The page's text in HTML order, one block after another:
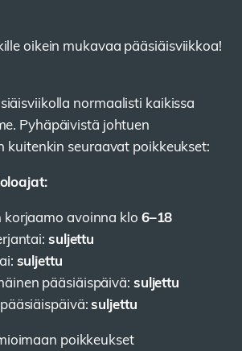
oikein mukavaa pääsiäisviikkoa!
normaalisti kaikissa
Pyhäpäivistä johtuen
kuitenkin seuraavat poikkeukset:
avoinna klo 6–18
suljettu
suljettu
pääsiäispäivä: suljettu
suljettu
poikkeukset